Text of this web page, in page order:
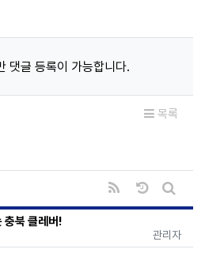
댓글 등록이 가능합니다.
목록
RSS
날짜순 정렬
게시판
충북 클레버!
등록자
관리자